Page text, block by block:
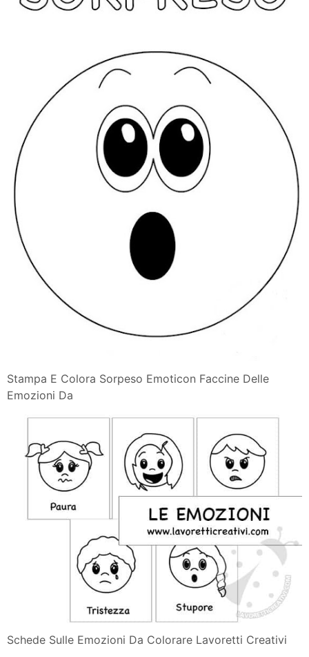
Stampa E Colora Sorpeso Emoticon Faccine Delle
Emozioni Da
Schede Sulle Emozioni Da Colorare Lavoretti Creativi